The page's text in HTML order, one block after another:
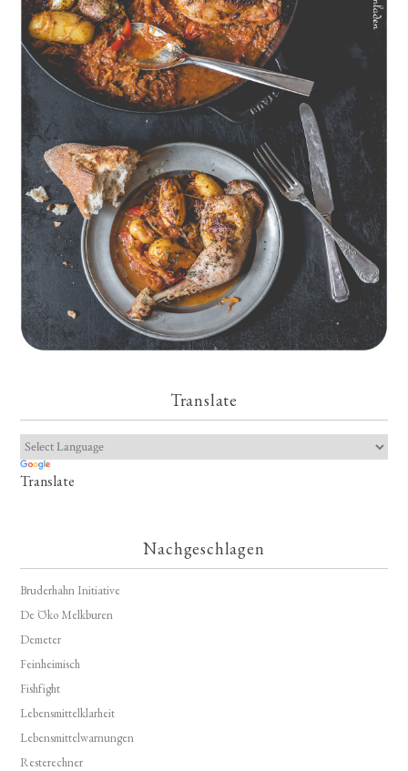
Geschmorte Hähnchenschenkel auf Paprikakraut und kleinen
Kartoffeln
Translate
Translate
Nachgeschlagen
Bruderhahn Initiative
De Öko Melkburen
Demeter
Feinheimisch
Fishfight
Lebensmittelklarheit
Lebensmittelwarnungen
Resterechner